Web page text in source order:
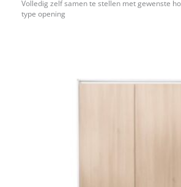
Volledig zelf samen te stellen met gewenste
type opening